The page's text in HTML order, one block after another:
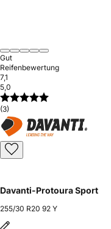
Gut
Reifenbewertung
7,1
5,0
(3)
Davanti-Protoura Sport
255/30 R20 92 Y